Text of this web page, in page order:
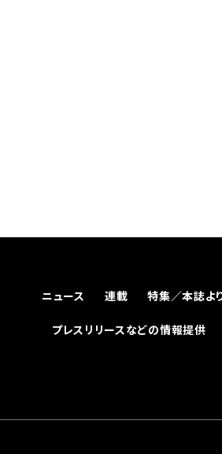
ニュース 連載 特集／本誌よ
プレスリリースなどの情報提供